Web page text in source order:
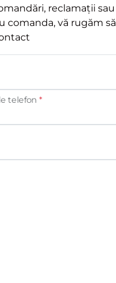
reclamații
comanda, vă rugăm
telefon*